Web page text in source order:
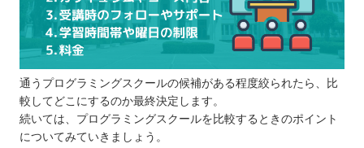
通うプログラミングスクールの候補がある程度絞られたら、比
較してどこにするのか最終決定します。
続いては、プログラミングスクールを比較するときのポイント
についてみていきましょう。